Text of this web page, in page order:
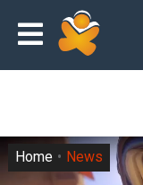
Home News